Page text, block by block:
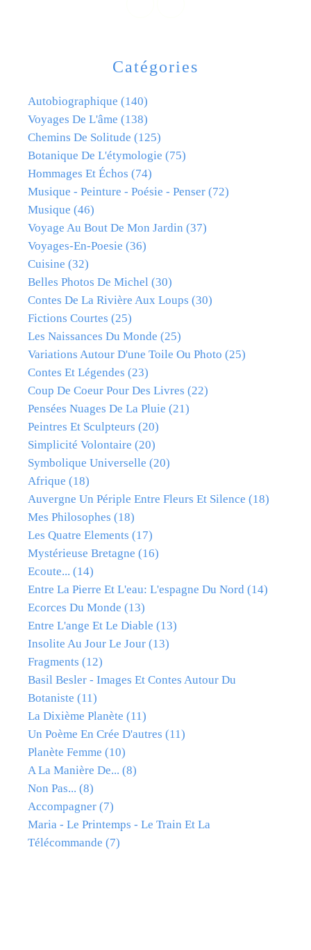
Catégories
Autobiographique (140)
Voyages De L'âme (138)
Chemins De Solitude (125)
Botanique De L'étymologie (75)
Hommages Et Échos (74)
Musique - Peinture - Poésie - Penser (72)
Musique (46)
Voyage Au Bout De Mon Jardin (37)
Voyages-En-Poesie (36)
Cuisine (32)
Belles Photos De Michel (30)
Contes De La Rivière Aux Loups (30)
Fictions Courtes (25)
Les Naissances Du Monde (25)
Variations Autour D'une Toile Ou Photo (25)
Contes Et Légendes (23)
Coup De Coeur Pour Des Livres (22)
Pensées Nuages De La Pluie (21)
Peintres Et Sculpteurs (20)
Simplicité Volontaire (20)
Symbolique Universelle (20)
Afrique (18)
Auvergne Un Périple Entre Fleurs Et Silence (18)
Mes Philosophes (18)
Les Quatre Elements (17)
Mystérieuse Bretagne (16)
Ecoute... (14)
Entre La Pierre Et L'eau: L'espagne Du Nord (14)
Ecorces Du Monde (13)
Entre L'ange Et Le Diable (13)
Insolite Au Jour Le Jour (13)
Fragments (12)
Basil Besler - Images Et Contes Autour Du
Botaniste (11)
La Dixième Planète (11)
Un Poème En Crée D'autres (11)
Planète Femme (10)
A La Manière De... (8)
Non Pas... (8)
Accompagner (7)
Maria - Le Printemps - Le Train Et La
Télécommande (7)